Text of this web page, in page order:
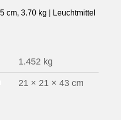
cm, 3.70 kg | Leuchtmittel
1.452 kg
21 × 21 × 43 cm